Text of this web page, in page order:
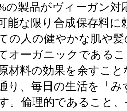
の製品がヴィーガン
能な限り合成保存料
の人の健やかな肌や
オーガニックである
材料の効果を余すこ
り、毎日の生活を「
。倫理的であること